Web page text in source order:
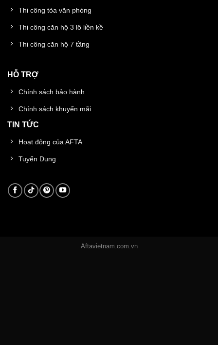
Thi công tòa văn phòng
Thi công căn hộ 3 lô liền kề
Thi công căn hộ 7 tầng
HỖ TRỢ
Chính sách bảo hành
Chính sách khuyến mãi
TIN TỨC
Hoạt động của AFTA
Tuyển Dụng
Aftavietnam.com.vn